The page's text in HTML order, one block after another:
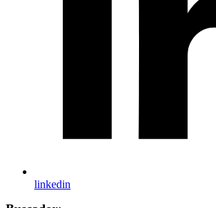
linkedin